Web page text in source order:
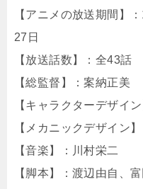
【アニメの放送期間】
27日
【放送話数】：全43話
【総監督】：案納正美
【キャラクターデザイ
【メカニックデザイン
【音楽】：川村栄二
【脚本】：渡辺由自、